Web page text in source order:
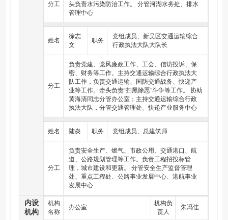
（十三）组织实施交通基础设施建设。负责全区交通运输
基础设施建设的行业管理。
（十四）负责全区道路、水路运输市场监管工作。参与拟
订有关交通物流业政策和标准制定并监督实施。
（十五）负责全区交通运输综合行政执法工作。负责除市
级管辖权外的执法工作。
（十六）负责提出交通运输专项资金安排意见，负责交通
运输预算资金的申请、拨付和监管。负责交通运输系统内
部审计工作。
规范并组织实施，参与重大交通运输科技项目攻关。参与
协调交通运输行业信息化项目的建设与管理。监督交通运
输行业质量、技术、环保、信用和节能减排工作。
（十八）负责全区交通运输行业安全生产的监督管理。承
担并指导交通运输行业应急处置工作。组织协调重点物资
运输和紧急运输。承担区交通战备工作。
（十九）贯彻执行党和国家有关水利工作的方针政策、法
律法规，组织拟订水利发展政策规定。编制全区水资源规
划、重要江河湖泊综合规划、防洪规划等重要水利规划并
监督实施，编制全区水域及其岸线利用、河湖治理和河口
分工
头负责水污染防治工作。 分管河湖水务处、排水
管理中心
姓名
徐志
文
职务
党组成员、新吴区交通运输综合
行政执法大队大队长
分工
负责党建、党风廉政工作、工会、信访投诉、保
密、财务等工作。主持交通运输综合行政执法大
队工作，负责交通运输、国防交通战备、快递产
业等工作。牵头负责“扫黑除恶”斗争等工作。 协助
黄海清同志分管办公室；主持交通运输综合行政
执法大队，分管交通管理处、快递产业服务中心
姓名 陆炎 职务 党组成员、总建筑师
分工
负责安全生产、燃气、市政公用、交通港口、航
道、公路规划管理等工作。负责工程招投标管
理，城市建设和更新。 分管安全生产监督管理
处、重点工程处、公路事业发展中心、港航事业
发展中心
内设
机构
机构
名称
办公室
机构负
责人
朱冯佳